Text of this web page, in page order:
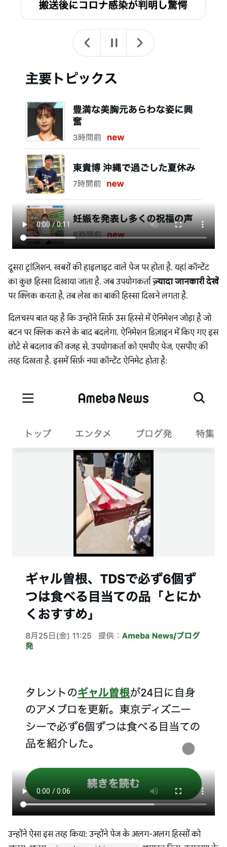
दूसरा ट्रांज़िशन, खबरों की हाइलाइट वाले पेज पर होता है. यहां कॉन्टेंट
का कुछ हिस्सा दिखाया जाता है. जब उपयोगकर्ताज़्यादा जानकारी देखें
पर क्लिक करता है, तब लेख का बाकी हिस्सा दिखने लगता है.
दिलचस्प बात यह है कि उन्होंने सिर्फ़ उस हिस्से में ऐनिमेशन जोड़ा है जो
बटन पर क्लिक करने के बाद बदलेगा. ऐनिमेशन डिज़ाइन में किए गए इस
छोटे से बदलाव की वजह से, उपयोगकर्ता को एमपीए पेज, एसपीए की
तरह दिखता है. इसमें सिर्फ़ नया कॉन्टेंट ऐनिमेट होता है:
उन्होंने ऐसा इस तरह किया: उन्होंने पेज के अलग-अलग हिस्सों को